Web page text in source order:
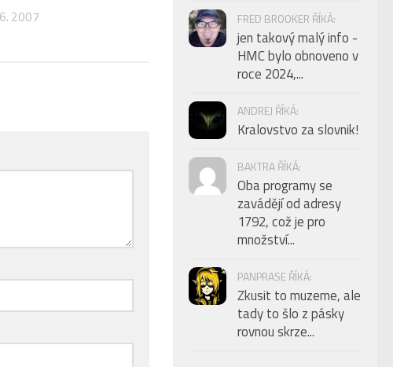
2007 FRED BROOKER ŘÍKÁ:
jen takový malý info -
HMC bylo obnoveno v
roce 2024,...
ANDREJ ŘÍKÁ:
Kralovstvo za slovnik!
BAKTRA ŘÍKÁ:
Oba programy se
zavádějí od adresy
1792, což je pro
množství...
PANPRASE ŘÍKÁ:
Zkusit to muzeme, ale
tady to šlo z pásky
rovnou skrze...